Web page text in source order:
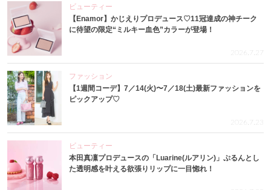
ビューティー
【Enamor】かじえりプロデュース♡11冠達成の神チーク
に待望の限定“ミルキー血色”カラーが登場！
2026.7.27
ファッション
【1週間コーデ】7／14(火)〜7／18(土)最新ファッションを
ピックアップ♡
2026.7.23
ビューティー
本田真凜プロデュースの「Luarine(ルアリン)」ぷるんとし
た透明感を叶える欲張りリップに一目惚れ！